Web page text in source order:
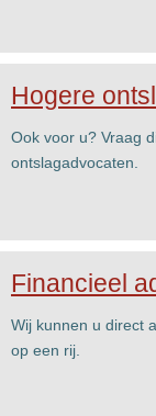
Hogere
Ook voor u? Vraag
ontslagadvocaten.
Financieel
Wij kunnen u direct
op een rij.